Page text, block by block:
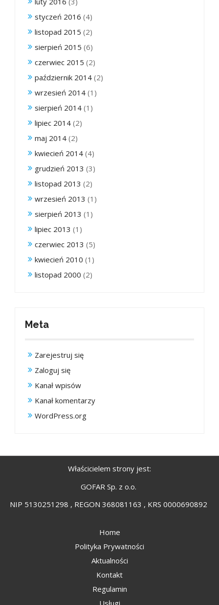
styczeń 2016 (4)
listopad 2015 (2)
sierpień 2015 (6)
czerwiec 2015 (2)
październik 2014 (2)
wrzesień 2014 (1)
sierpień 2014 (1)
lipiec 2014 (2)
maj 2014 (2)
kwiecień 2014 (4)
grudzień 2013 (3)
listopad 2013 (2)
wrzesień 2013 (1)
sierpień 2013 (1)
lipiec 2013 (1)
czerwiec 2013 (5)
kwiecień 2010 (1)
listopad 2000 (2)
Meta
Zarejestruj się
Zaloguj się
Kanał wpisów
Kanał komentarzy
WordPress.org
Właścicielem strony jest:
GOFAR Sp. z o.o.
NIP 5130251298 , REGON 368081163 , KRS 0000690892
Home
Polityka Prywatności
Aktualności
Kontakt
Regulamin